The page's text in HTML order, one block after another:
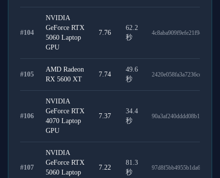
#104
NVIDIA
GeForce RTX
5060 Laptop
GPU
7.76
62.2
秒
4c8aba909f9efe21f9ca
#105
AMD Radeon
RX 5600 XT
7.74
49.6
秒
2420e058fa3a7236cc8a
#106
NVIDIA
GeForce RTX
4070 Laptop
GPU
7.37
34.4
秒
90a3af240dddd08b1721
#107
NVIDIA
GeForce RTX
5060 Laptop
7.22
81.3
秒
97d8f5bb4955b1da66f6